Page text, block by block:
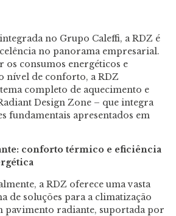
no Grupo Caleffi, a RDZ é
no panorama empresarial.
os consumos energéticos e
nível de conforto, a RDZ
completo de aquecimento e
Design Zone – que integra
fundamentais apresentados em
conforto térmico e eficiência
a RDZ oferece uma vasta
de soluções para a climatização
pavimento radiante, suportada por